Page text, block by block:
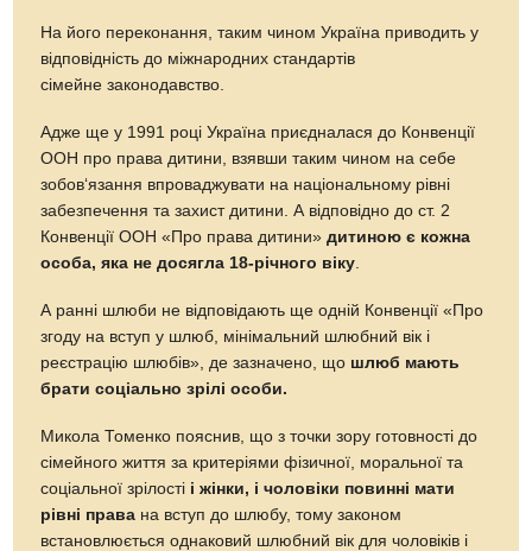
На його переконання, таким чином Україна приводить у
відповідність до міжнародних стандартів
сімейне законодавство.
Адже ще у 1991 році Україна приєдналася до Конвенції
ООН про права дитини, взявши таким чином на себе
зобов‘язання впроваджувати на національному рівні
забезпечення та захист дитини. А відповідно до ст. 2
Конвенції ООН «Про права дитини»дитиною є кожна
особа, яка не досягла 18-річного віку
А ранні шлюби не відповідають ще одній Конвенції «Про
згоду на вступ у шлюб, мінімальний шлюбний вік і
реєстрацію шлюбів», де зазначено, що шлюб мають
брати соціально зрілі особи.
Микола Томенко пояснив, що з точки зору готовності до
сімейного життя за критеріями фізичної, моральної та
соціальної зрілості і жінки, і чоловіки повинні мати
рівні права на вступ до шлюбу, тому законом
встановлюється однаковий шлюбний вік для чоловіків і